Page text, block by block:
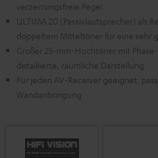
verzerrungsfreie Pegel
ULTIMA 20 (Passivlautsprecher) als
doppeltem Mitteltöner für eine sehr
Großer 25-mm-Hochtöner mit
detaillierte, räumliche Darstellung
Für jeden AV-Receiver geeignet,
Wandanbringung